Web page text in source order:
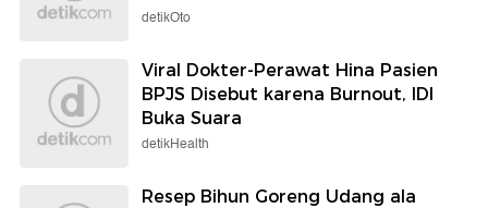
detikOto
Viral Dokter-Perawat Hina Pasien
BPJS Disebut karena Burnout, IDI
Buka Suara
detikHealth
Resep Bihun Goreng Udang ala